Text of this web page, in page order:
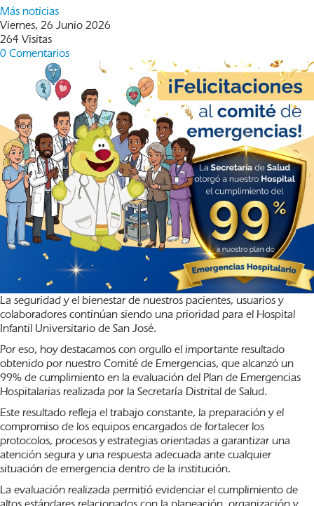
Más noticias
Viernes, 26 Junio 2026
264 Visitas
0 Comentarios
La seguridad y el bienestar de nuestros pacientes, usuarios y
colaboradores continúan siendo una prioridad para el Hospital
Infantil Universitario de San José.
Por eso, hoy destacamos con orgullo el importante resultado
obtenido por nuestro Comité de Emergencias, que alcanzó un
99% de cumplimiento en la evaluación del Plan de Emergencias
Hospitalarias realizada por la Secretaría Distrital de Salud.
Este resultado refleja el trabajo constante, la preparación y el
compromiso de los equipos encargados de fortalecer los
protocolos, procesos y estrategias orientadas a garantizar una
atención segura y una respuesta adecuada ante cualquier
situación de emergencia dentro de la institución.
La evaluación realizada permitió evidenciar el cumplimiento de
altos estándares relacionados con la planeación, organización y